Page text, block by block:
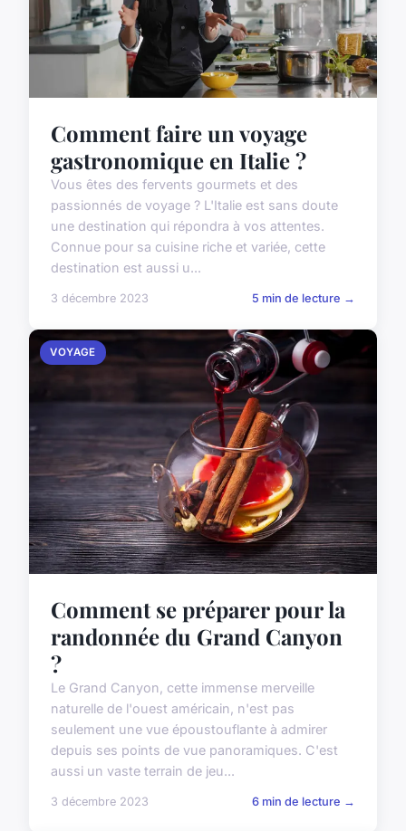
Comment faire un voyage
gastronomique en Italie ?
Vous êtes des fervents gourmets et des
passionnés de voyage ? L'Italie est sans doute
une destination qui répondra à vos attentes.
Connue pour sa cuisine riche et variée, cette
destination est aussi u...
3 décembre 2023 5 min de lecture →
VOYAGE
Comment se préparer pour la
randonnée du Grand Canyon
?
Le Grand Canyon, cette immense merveille
naturelle de l'ouest américain, n'est pas
seulement une vue époustouflante à admirer
depuis ses points de vue panoramiques. C'est
aussi un vaste terrain de jeu...
3 décembre 2023 6 min de lecture →